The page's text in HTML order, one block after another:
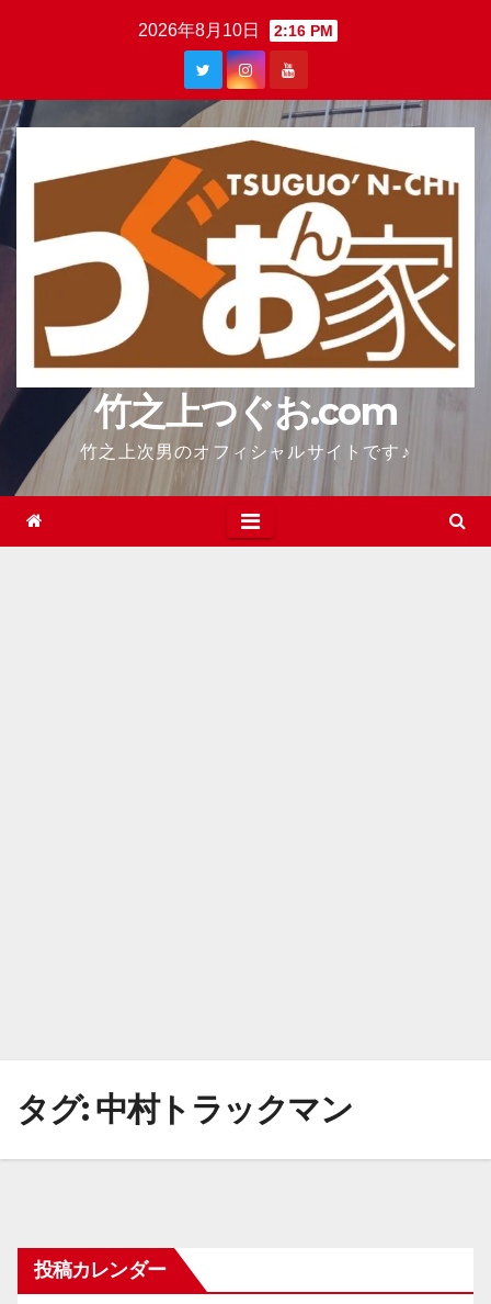
2026年8月10日 2:16 PM
竹之上つぐお.com
竹之上次男のオフィシャルサイトです♪
タグ:中村トラックマン
投稿カレンダー